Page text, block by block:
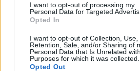
I want to opt-out of processing my
Personal Data for Targeted
Opted In
I want to opt-out of Collection, Use,
Retention, Sale, and/or Sharing of
Personal Data that Is Unrelated
Purposes for which it was collected.
Opted Out
regisztrációhoz kötött.
Az előfizetés a következőket
Portfolio.hu teljes cikkarchívum
Kötéslisták: BÉT elmúlt 2 év
kötéslistái